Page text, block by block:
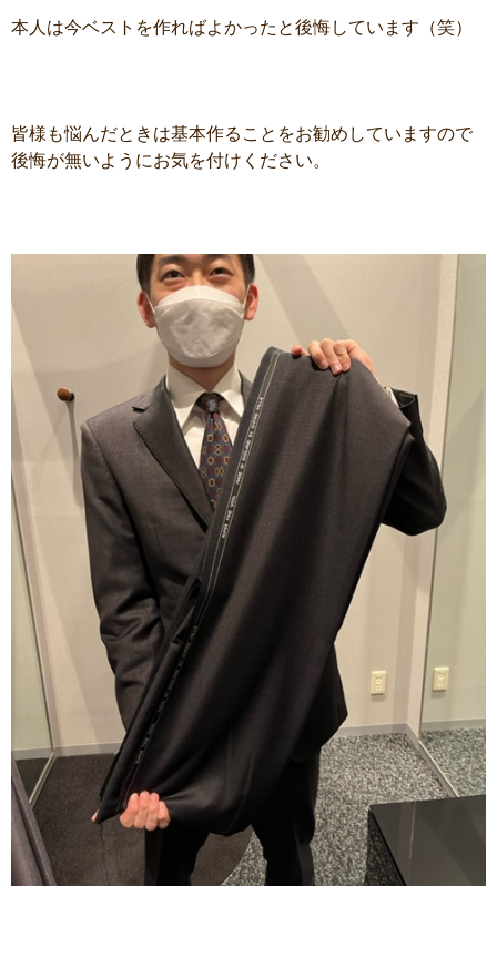
本人は今ベストを作ればよかったと後悔しています（笑）
皆様も悩んだときは基本作ることをお勧めしていますので
後悔が無いようにお気を付けください。